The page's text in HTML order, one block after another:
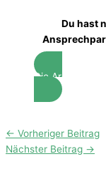
Du hast
Die
← Vorheriger Beitrag
Nächster Beitrag →